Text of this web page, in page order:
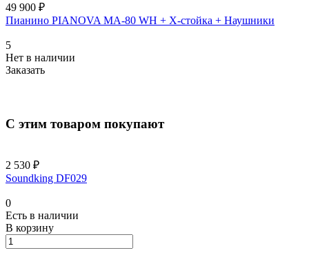
49 900 ₽
Пианино PIANOVA MA-80 WH + X-cтойка + Наушники
5
Нет в наличии
Заказать
С этим товаром покупают
2 530 ₽
Soundking DF029
0
Есть в наличии
В корзину